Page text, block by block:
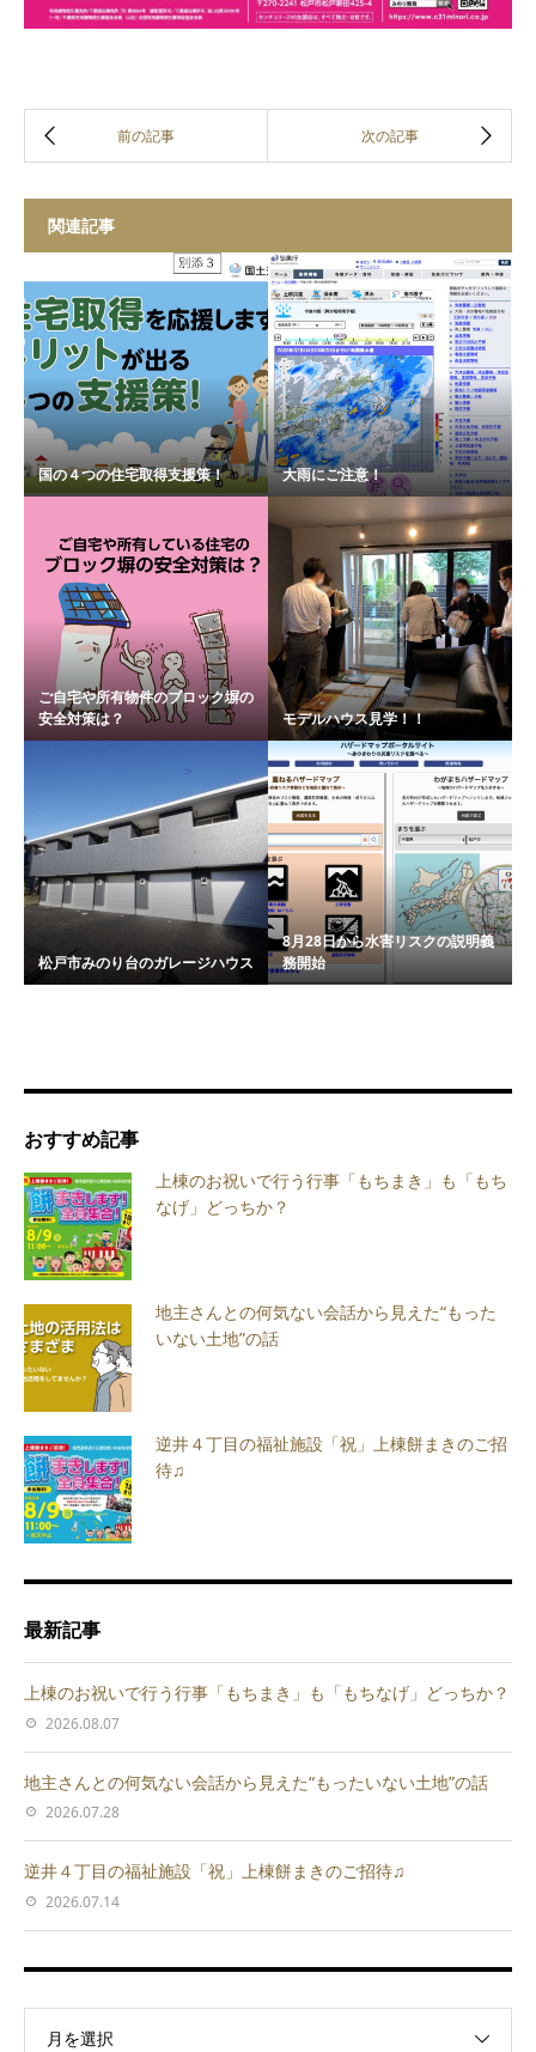
関連記事
国の４つの住宅取得支援策！ 大雨にご注意！
ご自宅や所有物件のブロック塀の
安全対策は？
モデルハウス見学！！
松戸市みのり台のガレージハウス
8月28日から水害リスクの説明義
務開始
おすすめ記事
上棟のお祝いで行う行事「もちまき」も「もち
なげ」どっちか？
地主さんとの何気ない会話から見えた“もった
いない土地”の話
逆井４丁目の福祉施設「祝」上棟餅まきのご招
待♫
最新記事
上棟のお祝いで行う行事「もちまき」も「もちなげ」どっちか？
2026.08.07
地主さんとの何気ない会話から見えた“もったいない土地”の話
2026.07.28
逆井４丁目の福祉施設「祝」上棟餅まきのご招待♫
2026.07.14
月を選択